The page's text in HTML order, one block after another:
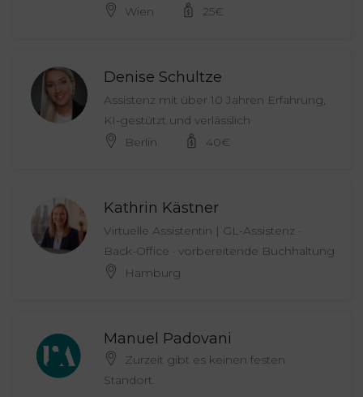
Wien
25€
Denise Schultze
Assistenz mit über 10 Jahren Erfahrung,
KI-gestützt und verlässlich
Berlin
40€
Kathrin Kästner
Virtuelle Assistentin | GL-Assistenz ·
Back-Office · vorbereitende Buchhaltung
Hamburg
Manuel Padovani
Zurzeit gibt es keinen festen
Standort.